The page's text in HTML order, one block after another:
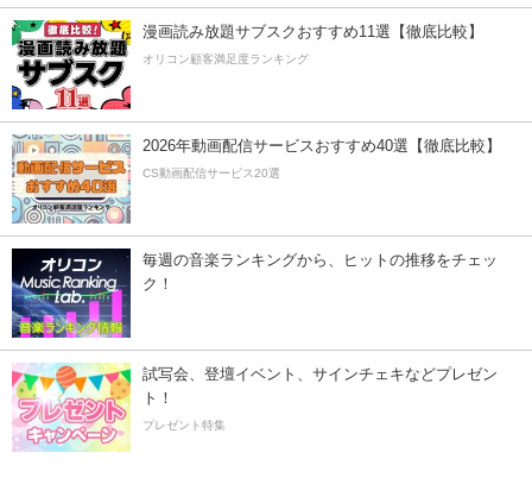
漫画読み放題サブスクおすすめ11選【徹底比較】
オリコン顧客満足度ランキング
2026年動画配信サービスおすすめ40選【徹底比較】
CS動画配信サービス20選
毎週の音楽ランキングから、ヒットの推移をチェッ
ク！
試写会、登壇イベント、サインチェキなどプレゼン
ト！
プレゼント特集